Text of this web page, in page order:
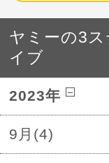
ヤミーの3
イブ
2023年
9月(4)